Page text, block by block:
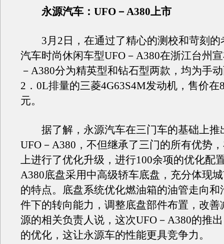
永源汽车：UFO－A380上市
3月2日，在通过了精心的测校和苛刻的
汽车时尚休闲车型UFO－A380在浙江台州
－A380分为精英型和钻石型两款，均为手
2．0L排量的三菱4G63S4M发动机，售价在
元。
据了解，永源汽车在三门车的基础上推
UFO－A380，不但继承了三门的所有优势
上进行了优化升级，进行100余项的优化配
A380底盘采用中高级轿车底盘，充分体现
的特点。底盘系统优化燃油箱的油管走向和
件下的转向能力，调整底盘部件布置，改善
源的相关负责人说，这次UFO－A380的推
的优化，这让永源车的性能更具竞争力。